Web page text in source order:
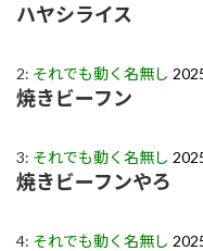
ハヤシライス
2: それでも動く名無し
焼きビーフン
3: それでも動く名無し
焼きビーフンやろ
4: それでも動く名無し